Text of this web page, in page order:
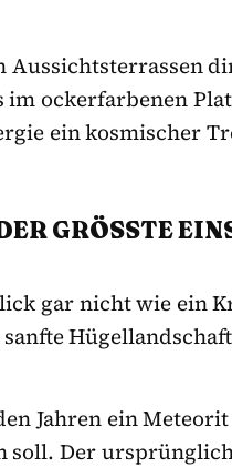
ockerfarbenen
ein kosmischer
GRÖSSTE
gar nicht wie ein
Jahren ein
soll. Der